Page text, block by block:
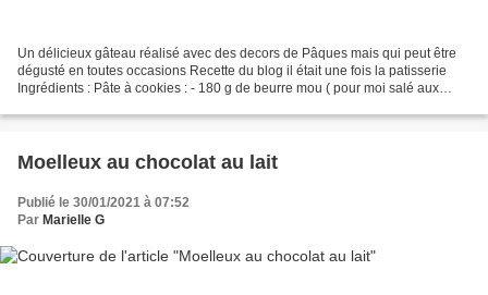
Un délicieux gâteau réalisé avec des decors de Pâques mais qui peut être
dégusté en toutes occasions Recette du blog il était une fois la patisserie
Ingrédients : Pâte à cookies : - 180 g de beurre mou ( pour moi salé aux
Moelleux au chocolat au lait
Publié le 30/01/2021 à 07:52
Par Marielle G